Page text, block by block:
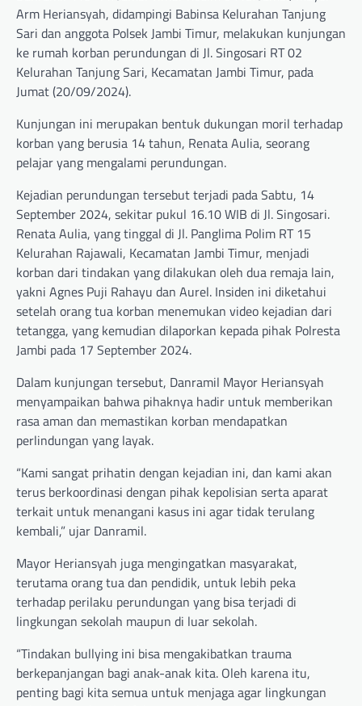
Arm Heriansyah, didampingi Babinsa Kelurahan Tanjung
Sari dan anggota Polsek Jambi Timur, melakukan kunjungan
ke rumah korban perundungan di Jl. Singosari RT 02
Kelurahan Tanjung Sari, Kecamatan Jambi Timur, pada
Jumat (20/09/2024).
Kunjungan ini merupakan bentuk dukungan moril terhadap
korban yang berusia 14 tahun, Renata Aulia, seorang
pelajar yang mengalami perundungan.
Kejadian perundungan tersebut terjadi pada Sabtu, 14
September 2024, sekitar pukul 16.10 WIB di Jl. Singosari.
Renata Aulia, yang tinggal di Jl. Panglima Polim RT 15
Kelurahan Rajawali, Kecamatan Jambi Timur, menjadi
korban dari tindakan yang dilakukan oleh dua remaja lain,
yakni Agnes Puji Rahayu dan Aurel. Insiden ini diketahui
setelah orang tua korban menemukan video kejadian dari
tetangga, yang kemudian dilaporkan kepada pihak Polresta
Jambi pada 17 September 2024.
Dalam kunjungan tersebut, Danramil Mayor Heriansyah
menyampaikan bahwa pihaknya hadir untuk memberikan
rasa aman dan memastikan korban mendapatkan
perlindungan yang layak.
“Kami sangat prihatin dengan kejadian ini, dan kami akan
terus berkoordinasi dengan pihak kepolisian serta aparat
terkait untuk menangani kasus ini agar tidak terulang
kembali,” ujar Danramil.
Mayor Heriansyah juga mengingatkan masyarakat,
terutama orang tua dan pendidik, untuk lebih peka
terhadap perilaku perundungan yang bisa terjadi di
lingkungan sekolah maupun di luar sekolah.
“Tindakan bullying ini bisa mengakibatkan trauma
berkepanjangan bagi anak-anak kita. Oleh karena itu,
penting bagi kita semua untuk menjaga agar lingkungan